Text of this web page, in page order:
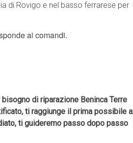
di Rovigo e nel basso ferrarese per
ai comandi.
di riparazione Beninca Terre
ti raggiunge il prima possibile a
ti guideremo passo dopo passo